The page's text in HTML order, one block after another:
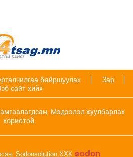
байршуулах
Зар
сайт хийх
Мэдээлэл хуулбарлах
хориотой.
Sodonsolution ХХК